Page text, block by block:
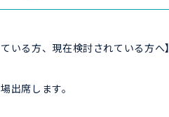
いる方、現在検討されている方へ】
出席します。